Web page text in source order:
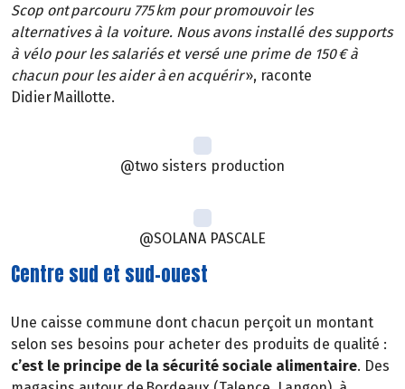
Scop ont parcouru 775 km pour promouvoir les
alternatives à la voiture. Nous avons installé des supports
à vélo pour les salariés et versé une prime de 150 € à
chacun pour les aider à en acquérir», raconte
Didier Maillotte.
@two sisters production
@SOLANA PASCALE
Centre sud et sud-ouest
Une caisse commune dont chacun perçoit un montant
selon ses besoins pour acheter des produits de qualité :
c’est le principe de la sécurité sociale alimentaire. Des